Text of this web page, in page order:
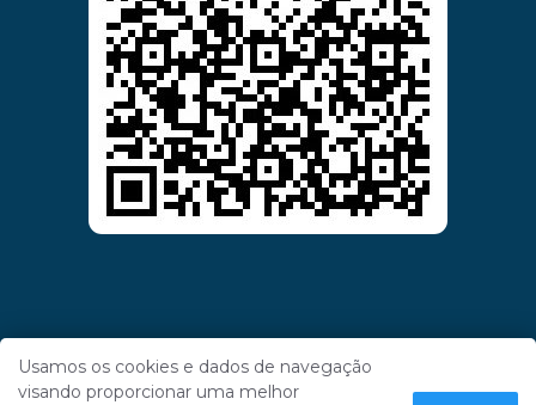
Usamos os cookies e dados de navegação
visando proporcionar uma melhor